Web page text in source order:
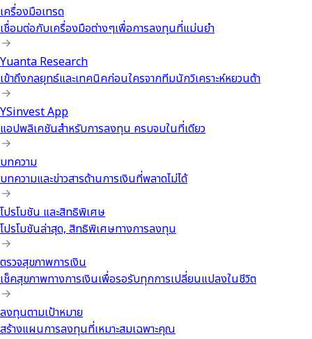
เครื่องมือเทรด
เชื่อมต่อกับเครื่องมือต่างๆเพื่อการลงทุนที่แม่นยำ
Yuanta Research
เข้าถึงกลยุทธ์และเทคนิคก่อนใครจากทีมนักวิเคราะห์หยวนต้า
YSinvest App
แอปพลิเคชันสำหรับการลงทุน ครบจบในที่เดียว
บทความ
บทความและข่าวสารด้านการเงินที่พลาดไม่ได้
โปรโมชัน และสิทธิพิเศษ
โปรโมชันล่าสุด, สิทธิพิเศษทางการลงทุน
ตรวจสุขภาพการเงิน
เช็คสุขภาพทางการเงินเพื่อรอรับทุกการเปลี่ยนแปลงในชีวิต
ลงทุนตามเป้าหมาย
สร้างแผนการลงทุนที่เหมาะสมเฉพาะคุณ